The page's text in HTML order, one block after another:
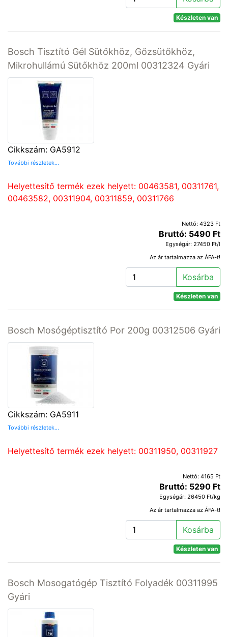
Készleten van
Bosch Tisztító Gél Sütőkhöz, Gőzsütőkhöz,
Mikrohullámú Sütőkhöz 200ml 00312324 Gyári
Cikkszám: GA5912
További részletek...
Helyettesítő termék ezek helyett: 00463581, 00311761,
00463582, 00311904, 00311859, 00311766
Nettó: 4323 Ft
Bruttó: 5490 Ft
Egységár: 27450 Ft/l
Az ár tartalmazza az ÁFA-t!
Kosárba
Készleten van
Bosch Mosógéptisztító Por 200g 00312506 Gyári
Cikkszám: GA5911
További részletek...
Helyettesítő termék ezek helyett: 00311950, 00311927
Nettó: 4165 Ft
Bruttó: 5290 Ft
Egységár: 26450 Ft/kg
Az ár tartalmazza az ÁFA-t!
Kosárba
Készleten van
Bosch Mosogatógép Tisztító Folyadék 00311995
Gyári